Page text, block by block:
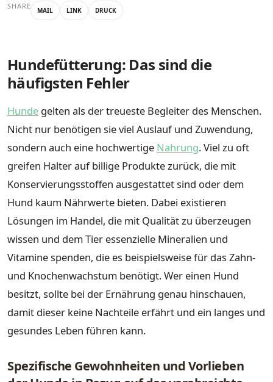
SHARE MAIL LINK DRUCK
Hundefütterung: Das sind die
häufigsten Fehler
Hunde gelten als der treueste Begleiter des Menschen.
Nicht nur benötigen sie viel Auslauf und Zuwendung,
sondern auch eine hochwertige Nahrung. Viel zu oft
greifen Halter auf billige Produkte zurück, die mit
Konservierungsstoffen ausgestattet sind oder dem
Hund kaum Nährwerte bieten. Dabei existieren
Lösungen im Handel, die mit Qualität zu überzeugen
wissen und dem Tier essenzielle Mineralien und
Vitamine spenden, die es beispielsweise für das Zahn-
und Knochenwachstum benötigt. Wer einen Hund
besitzt, sollte bei der Ernährung genau hinschauen,
damit dieser keine Nachteile erfährt und ein langes und
gesundes Leben führen kann.
Spezifische Gewohnheiten und Vorlieben